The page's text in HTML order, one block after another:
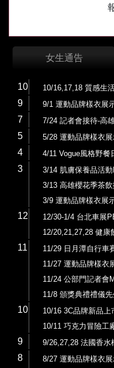
女生通告
10 10/16,17,18 質感生
9 9/1 運動品牌樣衣展
7 7/24 記者會接待-高
5 5/28 運動品牌樣衣
4 4/11 Vogue風格野餐
3 3/14 肌膚保養品活
3/13 高雄櫻花季茶
3/9 運動品牌樣衣展
12 12/30-1/4 台北車展
12/20,21,27,28 健康
11 11/29 日月潭自行車
11/27 運動品牌樣衣
11/24 公部門記者會
11/8 頒獎典禮禮儀
10 10/16 3C品牌新品上
10/11 巧克力冒險工
9 9/26,27,28 法國香
8 8/27 運動品牌樣衣